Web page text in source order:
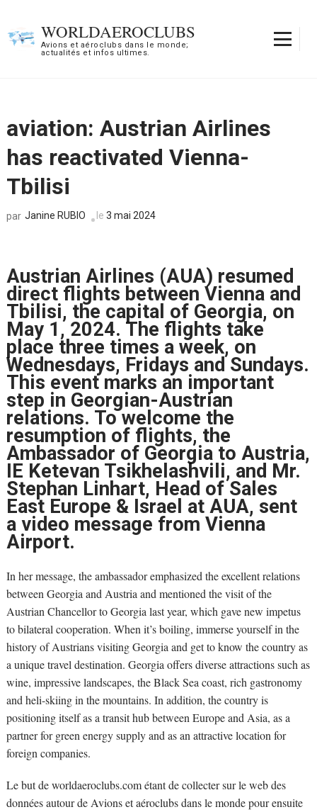
contenu
WORLDAEROCLUBS
Avions et aéroclubs dans le monde;
actualités et infos ultimes.
aviation: Austrian Airlines
has reactivated Vienna-
Tbilisi
par Janine RUBIO le 3 mai 2024
Austrian Airlines (AUA) resumed
direct flights between Vienna and
Tbilisi, the capital of Georgia, on
May 1, 2024. The flights take
place three times a week, on
Wednesdays, Fridays and Sundays.
This event marks an important
step in Georgian-Austrian
relations. To welcome the
resumption of flights, the
Ambassador of Georgia to Austria,
IE Ketevan Tsikhelashvili, and Mr.
Stephan Linhart, Head of Sales
East Europe & Israel at AUA, sent
a video message from Vienna
Airport.
In her message, the ambassador emphasized the excellent relations
between Georgia and Austria and mentioned the visit of the
Austrian Chancellor to Georgia last year, which gave new impetus
to bilateral cooperation. When it’s boiling, immerse yourself in the
history of Austrians visiting Georgia and get to know the country as
a unique travel destination. Georgia offers diverse attractions such as
wine, impressive landscapes, the Black Sea coast, rich gastronomy
and heli-skiing in the mountains. In addition, the country is
positioning itself as a transit hub between Europe and Asia, as a
partner for green energy supply and as an attractive location for
foreign companies.
Le but de worldaeroclubs.com étant de collecter sur le web des
données autour de Avions et aéroclubs dans le monde pour ensuite